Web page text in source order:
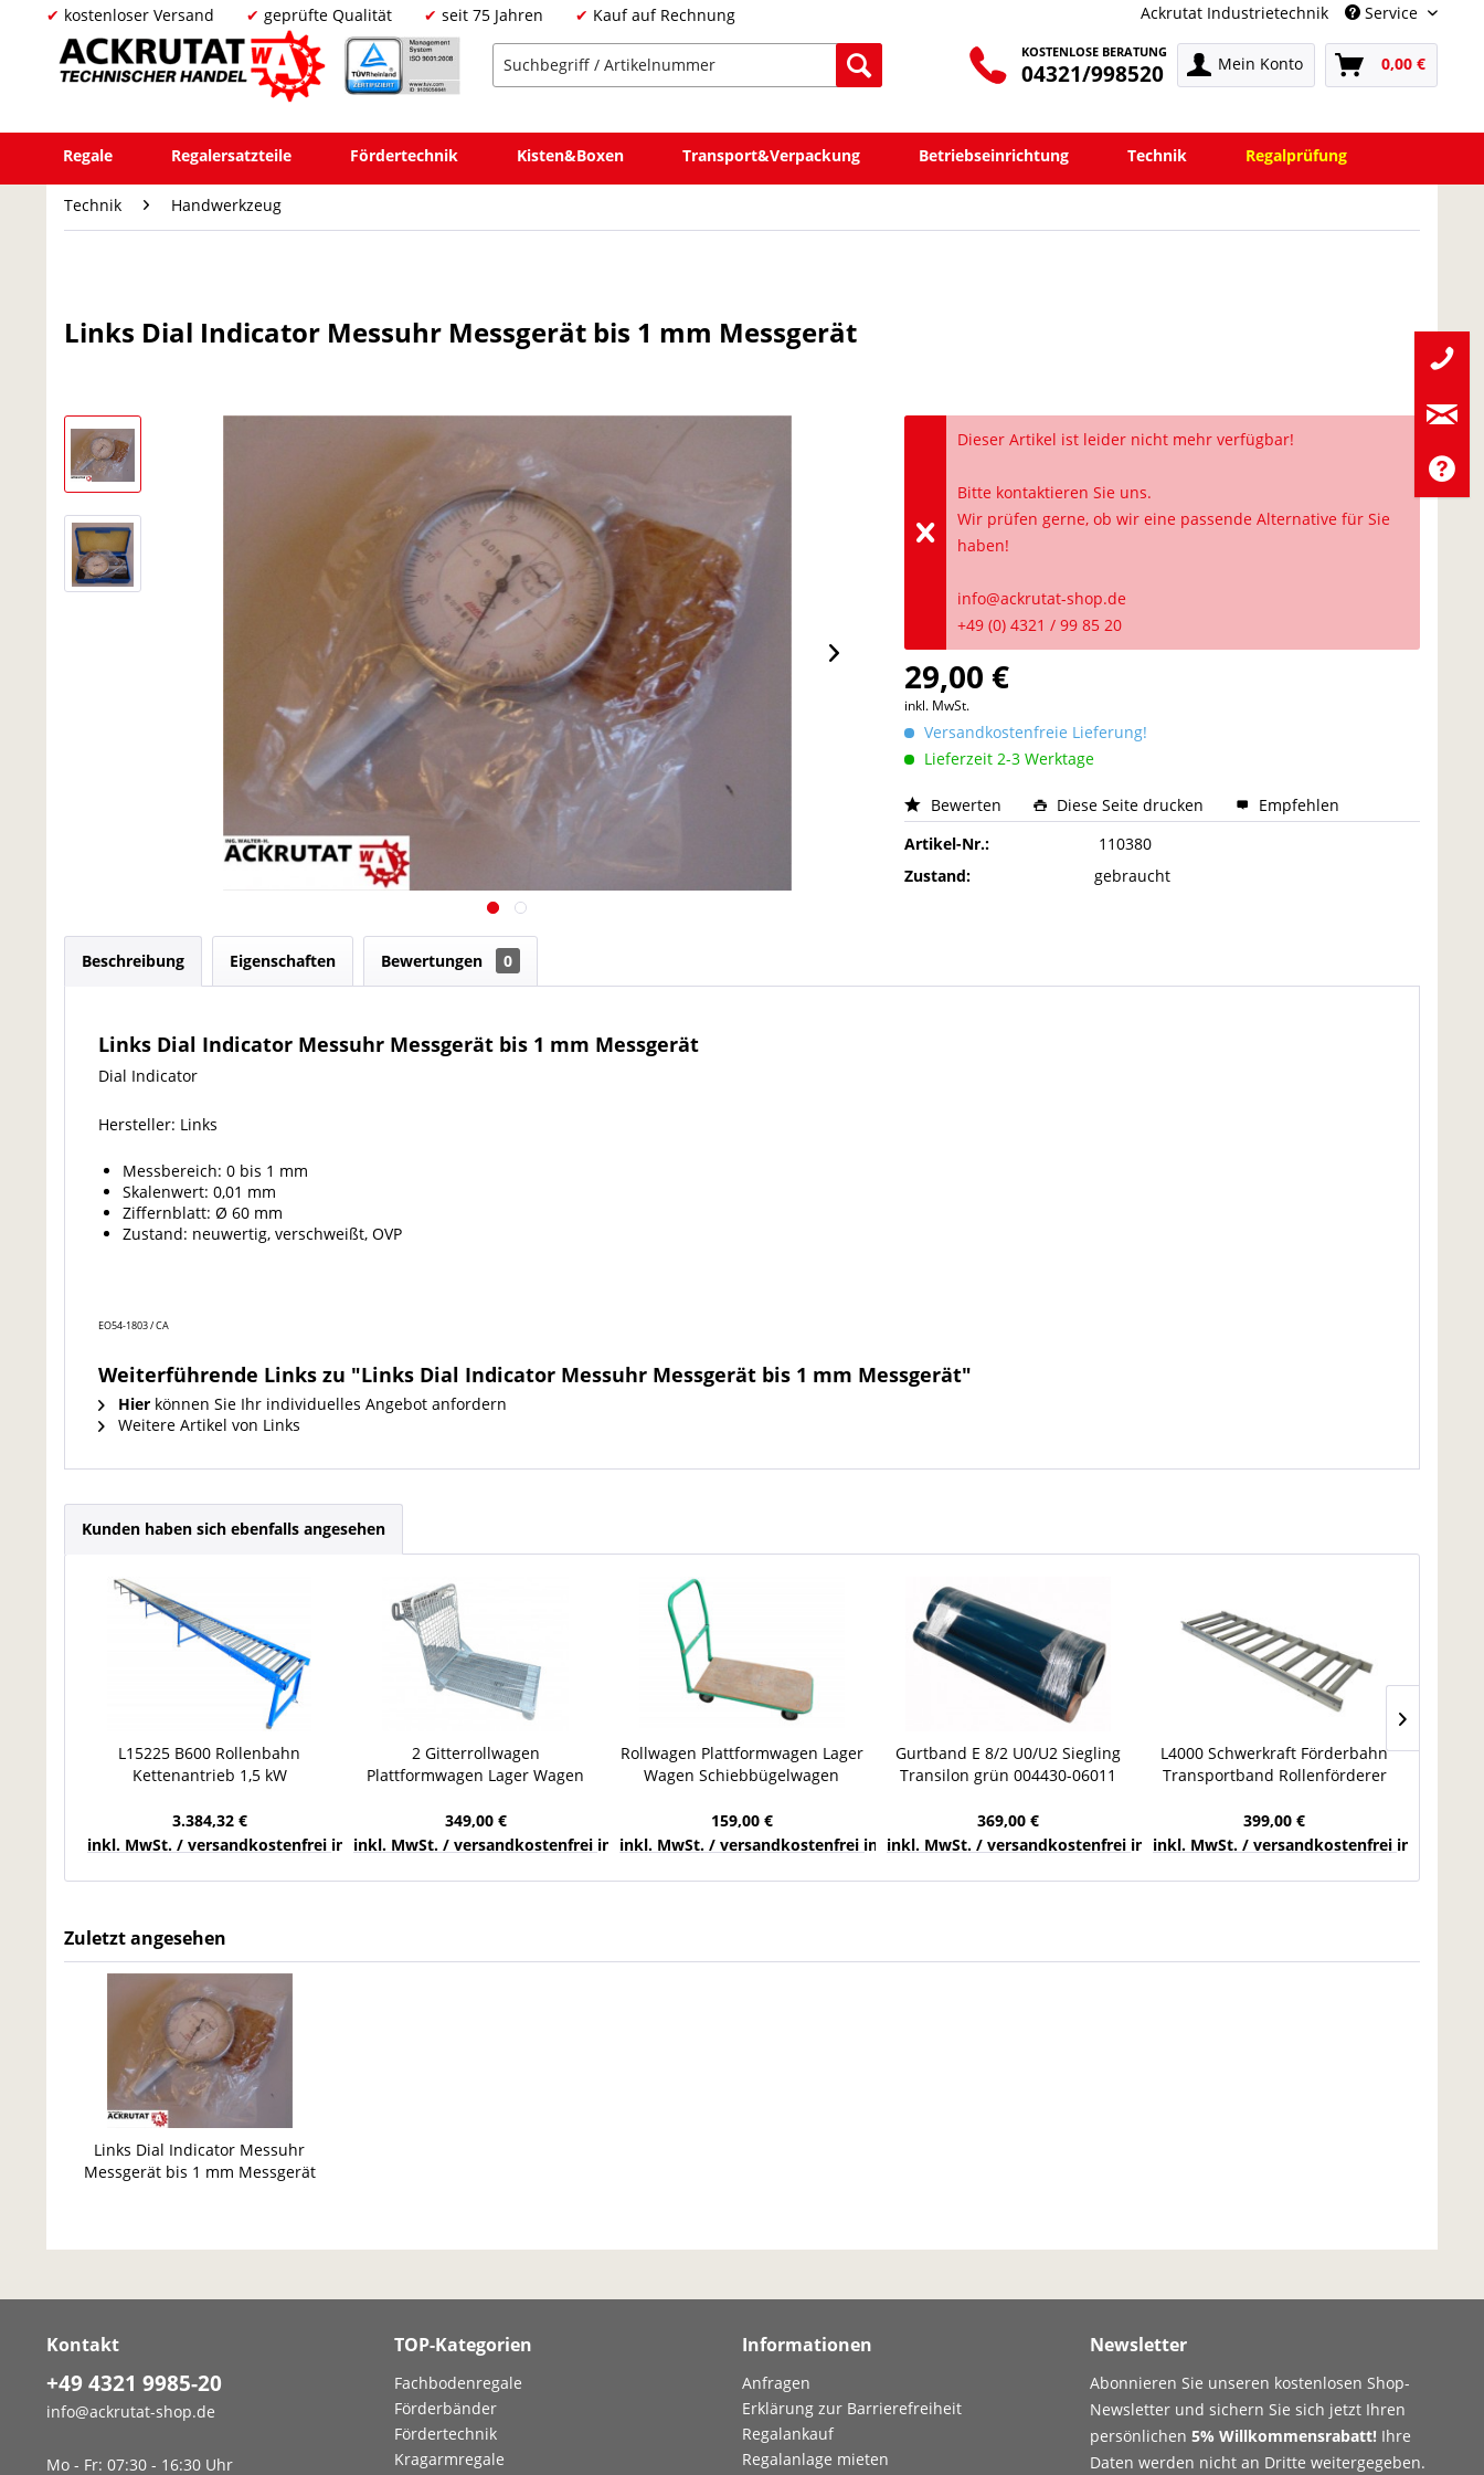
kostenloser Versand geprüfte Qualität seit 75 Jahren Kauf auf Rechnung Ackrutat Industrietechnik Service
KOSTENLOSE BERATUNG
04321/998520 Mein Konto 0,00 €
Regale Regalersatzteile Fördertechnik Kisten&Boxen Transport&Verpackung Betriebseinrichtung Technik Regalprüfung
Technik Handwerkzeug
Links Dial Indicator Messuhr Messgerät bis 1 mm Messgerät
Dieser Artikel ist leider nicht mehr verfügbar!
Bitte kontaktieren Sie uns.
Wir prüfen gerne, ob wir eine passende Alternative für Sie
haben!
info@ackrutat-shop.de
+49 (0) 4321 / 99 85 20
29,00 €
inkl. MwSt.
Versandkostenfreie Lieferung!
Lieferzeit 2-3 Werktage
Bewerten Diese Seite drucken
Empfehlen
Artikel-Nr.:
110380
Zustand:
gebraucht
Beschreibung Eigenschaften Bewertungen 0
Links Dial Indicator Messuhr Messgerät bis 1 mm Messgerät
Dial Indicator
Hersteller: Links
Messbereich: 0 bis 1 mm
Skalenwert: 0,01 mm
Ziffernblatt: Ø 60 mm
Zustand: neuwertig, verschweißt, OVP
EO54-1803 / CA
Weiterführende Links zu "Links Dial Indicator Messuhr Messgerät bis 1 mm Messgerät"
Hier können Sie Ihr individuelles Angebot anfordern
Weitere Artikel von Links
Kunden haben sich ebenfalls angesehen
L15225 B600 Rollenbahn
Kettenantrieb 1,5 kW
Stückgut
3.384,32 €
inkl. MwSt. / versandkostenfrei innerhalb Deutschlands
2 Gitterrollwagen
Plattformwagen Lager Wagen
Transportwagen
349,00 €
inkl. MwSt. / versandkostenfrei innerhalb Deutschlands
Rollwagen Plattformwagen Lager
Wagen Schiebbügelwagen
159,00 €
inkl. MwSt. / versandkostenfrei innerhalb Deutschlands
Gurtband E 8/2 U0/U2 Siegling
Transilon grün 004430-06011
369,00 €
inkl. MwSt. / versandkostenfrei innerhalb Deutschlands
L4000 Schwerkraft Förderbahn
Transportband Rollenförderer
399,00 €
inkl. MwSt. / versandkostenfrei innerhalb
Zuletzt angesehen
Links Dial Indicator Messuhr
Messgerät bis 1 mm Messgerät
Kontakt
+49 4321 9985-20
info@ackrutat-shop.de
Mo - Fr: 07:30 - 16:30 Uhr
TOP-Kategorien
Fachbodenregale
Förderbänder
Fördertechnik
Kragarmregale
Informationen
Anfragen
Erklärung zur Barrierefreiheit
Regalankauf
Regalanlage mieten
Newsletter
Abonnieren Sie unseren kostenlosen Shop-
Newsletter und sichern Sie sich jetzt Ihren
persönlichen 5% Willkommensrabatt! Ihre
Daten werden nicht an Dritte weitergegeben.